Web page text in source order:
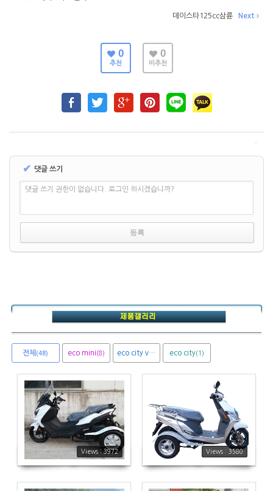
데이스타125cc삼륜 Next
0
추천
0
비추천
✔ 댓글 쓰기
댓글 쓰기 권한이 없습니다. 로그인 하시겠습니까?
전체 (48) eco mini (8) eco city van eco city(1)
Views : 3972
3972
Views : 3580
3580